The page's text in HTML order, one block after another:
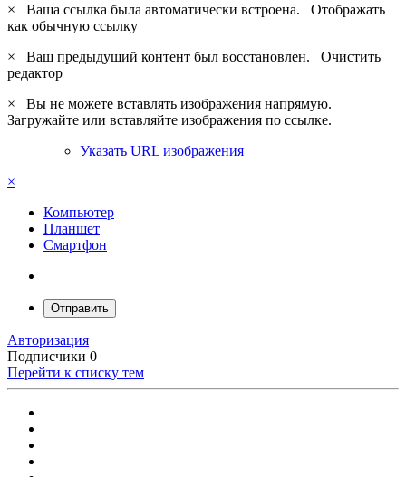
×
Ваша ссылка была автоматически встроена. Отображать
как обычную ссылку
×
Ваш предыдущий контент был восстановлен. Очистить
редактор
×
Вы не можете вставлять изображения напрямую.
Загружайте или вставляйте изображения по ссылке.
Указать URL изображения
×
Компьютер
Планшет
Смартфон
Отправить
Авторизация
Подписчики 0
Перейти к списку тем